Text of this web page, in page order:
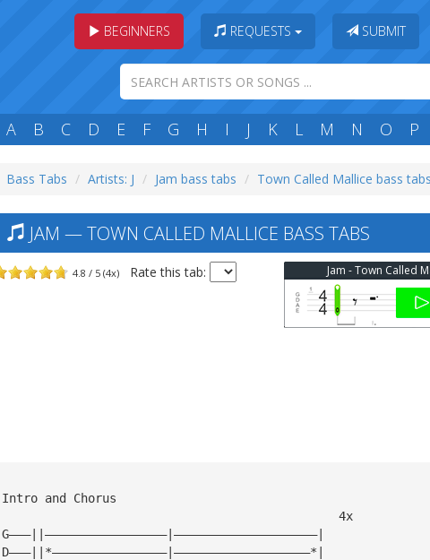
BEGINNERS REQUESTS SUBMIT
A B C D E F G H I J K L M N O P
Bass Tabs Artists: J Jam bass tabs Town Called Mallice bass tabs
JAM — TOWN CALLED MALLICE BASS TABS
4.8 / 5 (4x) Rate this tab: Jam - Town Called
Intro and Chorus
G———||—————————————————|————————————————————|
D———||*————————————————|———————————————————*|